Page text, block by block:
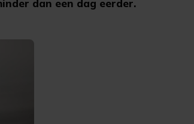
dan een dag eerder.